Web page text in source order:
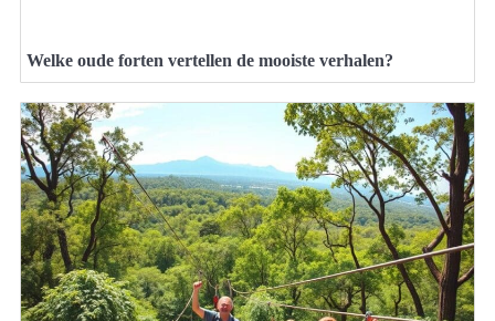
Welke oude forten vertellen de mooiste verhalen?